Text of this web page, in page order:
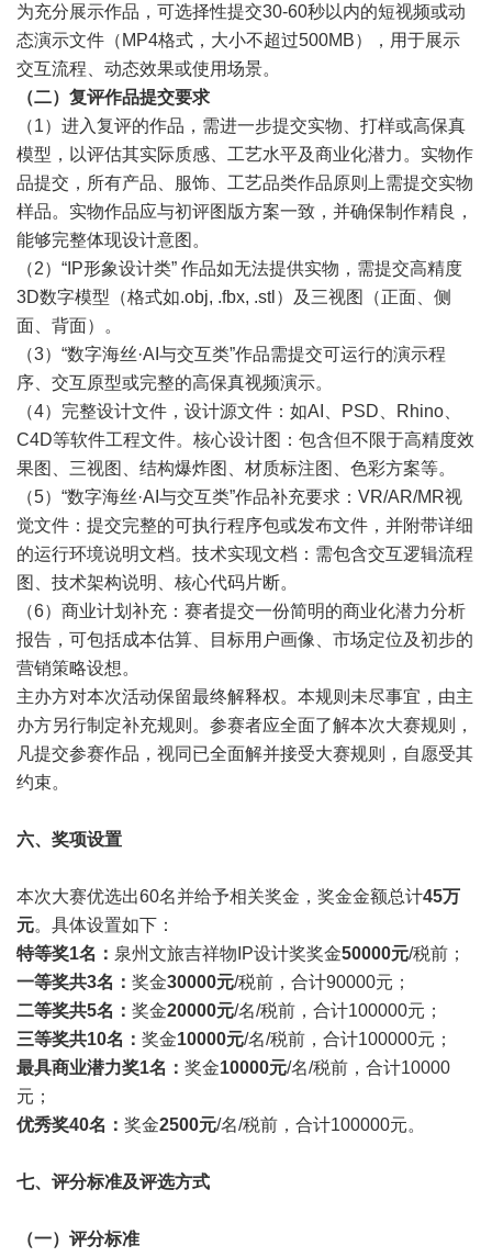
为充分展示作品，可选择性提交30-60秒以内的短视频或动
态演示文件（MP4格式，大小不超过500MB），用于展示
交互流程、动态效果或使用场景。
（二）复评作品提交要求
（1）进入复评的作品，需进一步提交实物、打样或高保真
模型，以评估其实际质感、工艺水平及商业化潜力。实物作
品提交，所有产品、服饰、工艺品类作品原则上需提交实物
样品。实物作品应与初评图版方案一致，并确保制作精良，
能够完整体现设计意图。
（2）“IP形象设计类” 作品如无法提供实物，需提交高精度
3D数字模型（格式如.obj, .fbx, .stl）及三视图（正面、侧
面、背面）。
（3）“数字海丝·AI与交互类”作品需提交可运行的演示程
序、交互原型或完整的高保真视频演示。
（4）完整设计文件，设计源文件：如AI、PSD、Rhino、
C4D等软件工程文件。核心设计图：包含但不限于高精度效
果图、三视图、结构爆炸图、材质标注图、色彩方案等。
（5）“数字海丝·AI与交互类”作品补充要求：VR/AR/MR视
觉文件：提交完整的可执行程序包或发布文件，并附带详细
的运行环境说明文档。技术实现文档：需包含交互逻辑流程
图、技术架构说明、核心代码片断。
（6）商业计划补充：赛者提交一份简明的商业化潜力分析
报告，可包括成本估算、目标用户画像、市场定位及初步的
营销策略设想。
主办方对本次活动保留最终解释权。本规则未尽事宜，由主
办方另行制定补充规则。参赛者应全面了解本次大赛规则，
凡提交参赛作品，视同已全面解并接受大赛规则，自愿受其
约束。
六、奖项设置
本次大赛优选出60名并给予相关奖金，奖金金额总计45万
元。具体设置如下：
特等奖1名： 泉州文旅吉祥物IP设计奖奖金50000元/税前；
一等奖共3名： 奖金30000元/税前，合计90000元；
二等奖共5名： 奖金20000元/名/税前，合计100000元；
三等奖共10名： 奖金10000元/名/税前，合计100000元；
最具商业潜力奖1名： 奖金10000元/名/税前，合计10000
元；
优秀奖40名： 奖金2500元/名/税前，合计100000元。
七、评分标准及评选方式
（一）评分标准